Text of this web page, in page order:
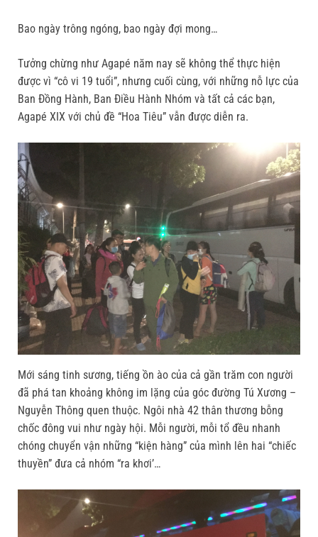
Bao ngày trông ngóng, bao ngày đợi mong…
Tưởng chừng như Agapé năm nay sẽ không thể thực hiện
được vì “cô vi 19 tuổi”, nhưng cuối cùng, với những nỗ lực của
Ban Đồng Hành, Ban Điều Hành Nhóm và tất cả các bạn,
Agapé XIX với chủ đề “Hoa Tiêu” vẫn được diễn ra.
Mới sáng tinh sương, tiếng ồn ào của cả gần trăm con người
đã phá tan khoảng không im lặng của góc đường Tú Xương –
Nguyễn Thông quen thuộc. Ngôi nhà 42 thân thương bỗng
chốc đông vui như ngày hội. Mỗi người, mỗi tổ đều nhanh
chóng chuyển vận những “kiện hàng” của mình lên hai “chiếc
thuyền” đưa cả nhóm “ra khơi’…